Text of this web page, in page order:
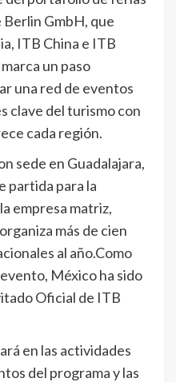
GmbH, que
ITB China e ITB
un paso
una red de eventos
clave del turismo con
cada región.
sede en Guadalajara,
partida para la
empresa matriz,
más de cien
al año.Como
México ha sido
Oficial de ITB
en las actividades
del programa y las